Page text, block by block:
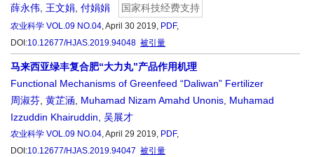
薛永伟 王文娟 付娟娟 国家科技经费支持
农业科学 VOL.09 NO.04, April 30 2019, PDF,
DOI:10.12677/HJAS.2019.94048 被引量
马来西亚绿丰复合肥“大力丸”产品作用机理
Functional Mechanisms of Greenfeed “Daliwan” Fertilizer
周淑芬 黄芷涵 Muhamad Nizam Amahd Unonis Muhamad
Izzuddin Khairuddin 吴展才
农业科学 VOL.09 NO.04, April 29 2019, PDF,
DOI:10.12677/HJAS.2019.94047 被引量